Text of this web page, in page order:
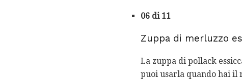
06 di 11
Zuppa di merluzzo
La zuppa di pollack
puoi usarla quando hai il